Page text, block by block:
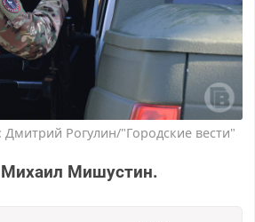
Рогулин/"Городские вести"
Мишустин.